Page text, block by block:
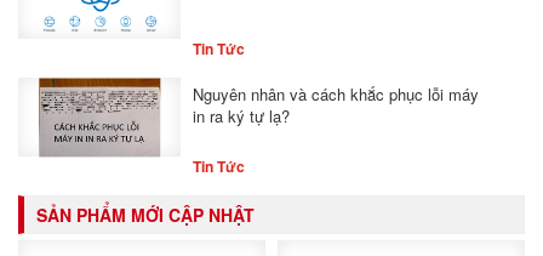
Tin Tức
Nguyên nhân và cách khắc phục lỗi máy
in ra ký tự lạ?
Tin Tức
SẢN PHẨM MỚI CẬP NHẬT